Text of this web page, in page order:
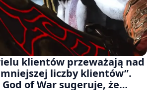
klientów przeważają nad
liczby klientów”.
of War sugeruje, że
Sony rezygnuje z gier